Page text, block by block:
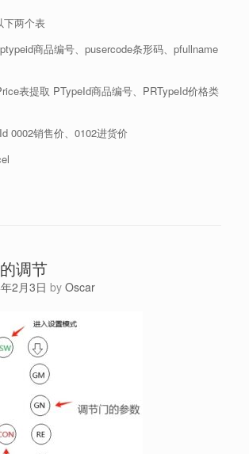
下两个表
商品编号、pusercode条形码、pfullname
表提取 PTypeId商品编号、PRTypeId价格类
0002销售价、0102进货价
调节
2月3日 by Oscar